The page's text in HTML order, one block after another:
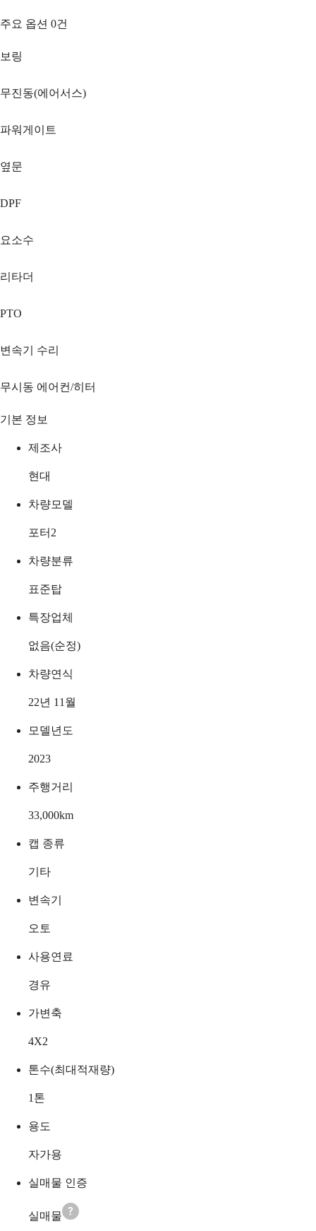
주요 옵션 0건
보링
무진동(에어서스)
파워게이트
옆문
DPF
요소수
리타더
PTO
변속기 수리
무시동 에어컨/히터
기본 정보
제조사
현대
차량모델
포터2
차량분류
표준탑
특장업체
없음(순정)
차량연식
22년 11월
모델년도
2023
주행거리
33,000km
캡 종류
기타
변속기
오토
사용연료
경유
가변축
4X2
톤수(최대적재량)
1 톤
용도
자가용
실매물 인증
실매물